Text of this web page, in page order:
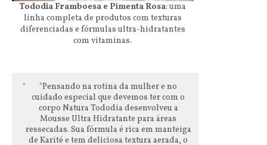
Tododia Framboesa e Pimenta Rosa: uma
linha completa de produtos com texturas
diferenciadas e fórmulas ultra-hidratantes
com vitaminas.
"Pensando na rotina da mulher e no
cuidado especial que devemos ter com o
corpo Natura Tododia desenvolveu a
Mousse Ultra Hidratante para áreas
ressecadas. Sua fórmula é rica em manteiga
de Karité e tem deliciosa textura aerada, o